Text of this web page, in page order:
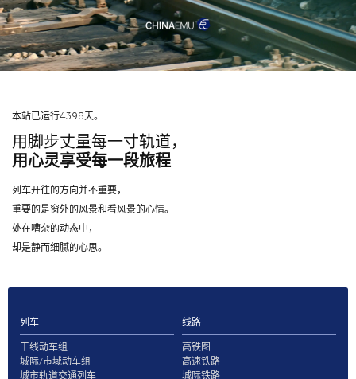
本站已运行4398天。
用脚步丈量每一寸轨道，
用心灵享受每一段旅程
列车开往的方向并不重要，
重要的是窗外的风景和看风景的心情。
处在嘈杂的动态中，
却是静而细腻的心思。
列车
干线动车组
城际/市域动车组
城市轨道交通列车
线路
高铁图
高速铁路
城际铁路